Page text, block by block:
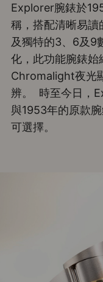
Explorer腕錶於
稱，搭配清晰易讀
及獨特的3、6及9
化，此功能腕錶
Chromalight夜光
辨。 時至今日，
與1953年的原款
可選擇。